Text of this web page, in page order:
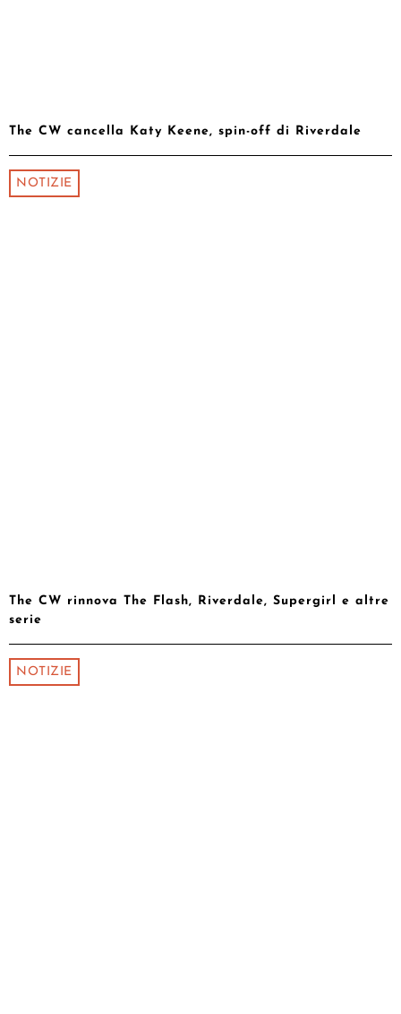
The CW cancella Katy Keene, spin-off di Riverdale
NOTIZIE
The CW rinnova The Flash, Riverdale, Supergirl e altre
serie
NOTIZIE